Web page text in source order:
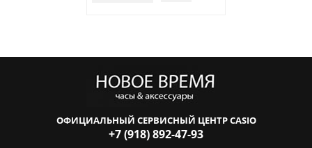
ОФИЦИАЛЬНЫЙ СЕРВИСНЫЙ ЦЕНТР CASIO
+7 (918) 892-47-93